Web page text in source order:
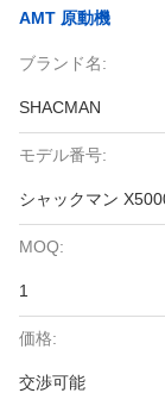
AMT 原動機
ブランド名:
SHACMAN
モデル番号:
シャックマン
MOQ:
1
価格:
交渉可能